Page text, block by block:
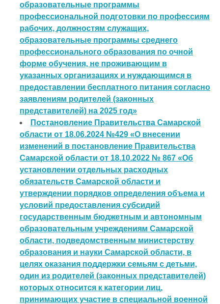
образовательные программы
профессиональной подготовки по профессиям
рабочих, должностям служащих,
образовательные программы среднего
профессионального образования по очной
форме обучения, не проживающим в
указанных организациях и нуждающимся в
предоставлении бесплатного питания согласно
заявлениям родителей (законных
представителей) на 2025 год»
Постановление Правительства Самарской
области от 18.06.2024 №429 «О внесении
изменений в постановление Правительства
Самарской области от 18.10.2022 № 867 «Об
установлении отдельных расходных
обязательств Самарской области и
утверждении порядков определения объема и
условий предоставления субсидий
государственным бюджетным и автономным
образовательным учреждениям Самарской
области, подведомственным министерству
образования и науки Самарской области, в
целях оказания поддержки семьям с детьми,
один из родителей (законных представителей)
которых относится к категории лиц,
принимающих участие в специальной военной